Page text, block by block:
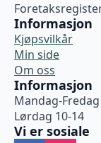
Informasjon
Kjøpsvilkår
Min side
Om oss
Informasjon
Mandag-
Lørdag 10-14
Vi er sosiale